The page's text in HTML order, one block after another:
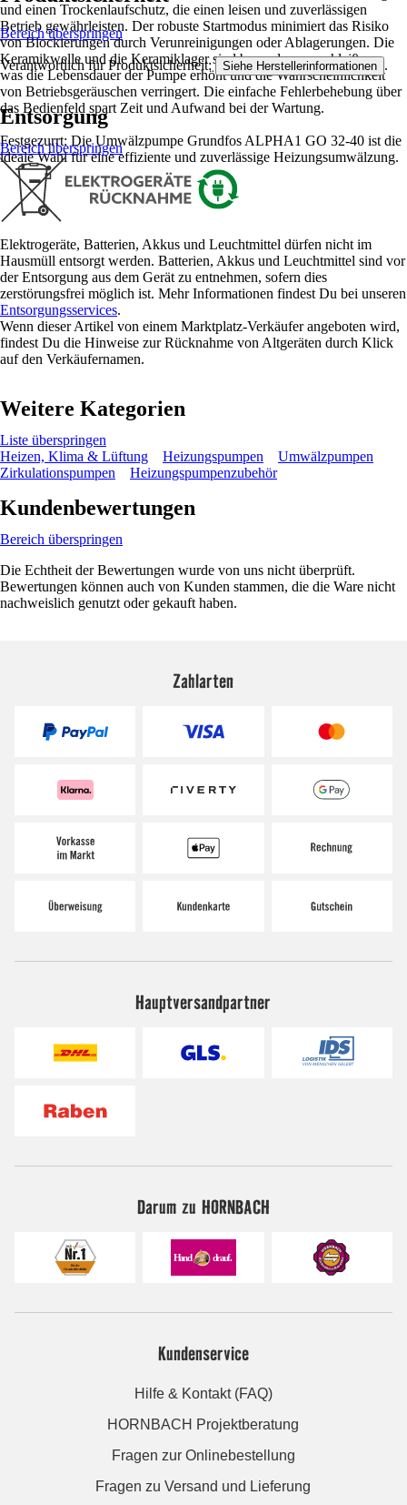
und einen Trockenlaufschutz, die einen leisen und zuverlässigen
Betrieb gewährleisten. Der robuste Startmodus minimiert das Risiko
von Blockierungen durch Verunreinigungen oder Ablagerungen. Die
Keramikwelle und die Keramiklager sind besonders verschleißarm,
was die Lebensdauer der Pumpe erhöht und die Wahrscheinlichkeit
von Betriebsgeräuschen verringert. Die einfache Fehlerbehebung über
das Bedienfeld spart Zeit und Aufwand bei der Wartung.
Festgezurrt: Die Umwälzpumpe Grundfos ALPHA1 GO 32-40 ist die
ideale Wahl für eine effiziente und zuverlässige Heizungsumwälzung.
Bereich überspringen
Verantwortlich für Produktsicherheit: Siehe Herstellerinformationen .
Entsorgung
Bereich überspringen
Elektrogeräte, Batterien, Akkus und Leuchtmittel dürfen nicht im
Hausmüll entsorgt werden. Batterien, Akkus und Leuchtmittel sind vor
der Entsorgung aus dem Gerät zu entnehmen, sofern dies
zerstörungsfrei möglich ist. Mehr Informationen findest Du bei unseren
Entsorgungsservices.
Wenn dieser Artikel von einem Marktplatz-Verkäufer angeboten wird,
findest Du die Hinweise zur Rücknahme von Altgeräten durch Klick
auf den Verkäufernamen.
Weitere Kategorien
Liste überspringen
Heizen, Klima & Lüftung
Heizungspumpen
Umwälzpumpen
Zirkulationspumpen
Heizungspumpenzubehör
Kundenbewertungen
Bereich überspringen
Die Echtheit der Bewertungen wurde von uns nicht überprüft.
Bewertungen können auch von Kunden stammen, die die Ware nicht
nachweislich genutzt oder gekauft haben.
Zahlarten
Hauptversandpartner
Darum zu HORNBACH
Kundenservice
Hilfe & Kontakt (FAQ)
HORNBACH Projektberatung
Fragen zur Onlinebestellung
Fragen zu Versand und Lieferung